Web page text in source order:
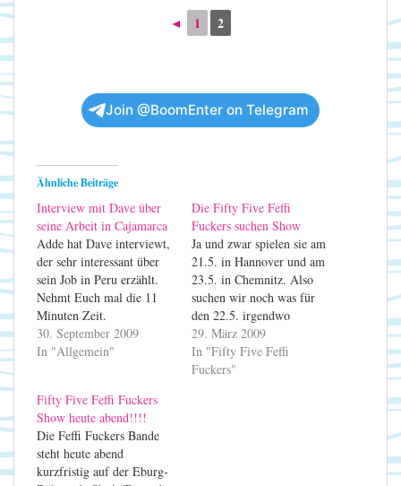
◄ 1 2
Join @BoomEnter on Telegram
Ähnliche Beiträge
Interview mit Dave über
seine Arbeit in Cajamarca
Adde hat Dave interviewt,
der sehr interessant über
sein Job in Peru erzählt.
Nehmt Euch mal die 11
Minuten Zeit.
30. September 2009
In "Allgemein"
Die Fifty Five Feffi
Fuckers suchen Show
Ja und zwar spielen sie am
21.5. in Hannover und am
23.5. in Chemnitz. Also
suchen wir noch was für
den 22.5. irgendwo
zwischen Hannover und
Chemnitz. Außerdem ist
auch etwas am 20.5. auf
29. März 2009
In "Fifty Five Feffi
Fuckers"
Fifty Five Feffi Fuckers
Show heute abend!!!!
Die Feffi Fuckers Bande
steht heute abend
kurzfristig auf der Eburg-